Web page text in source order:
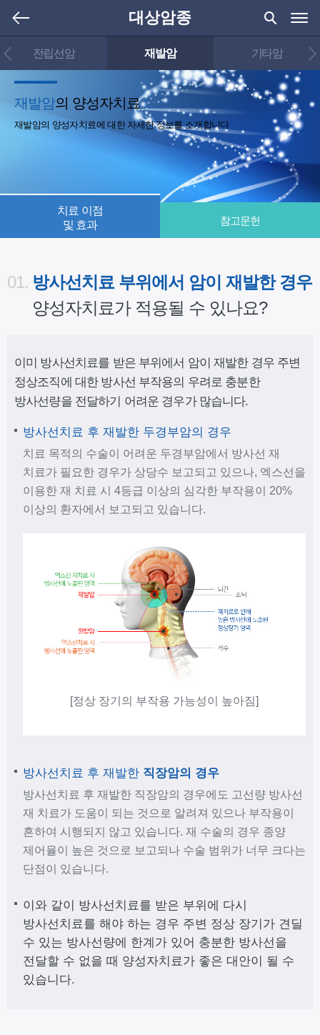
대상암종
전립선암 재발암 기타암
재발암의 양성자치료
재발암의 양성자치료에 대한 자세한 정보를 소개합니다
치료 이점
및 효과
참고문헌
01. 방사선치료 부위에서 암이 재발한 경우
양성자치료가 적용될 수 있나요?
이미 방사선치료를 받은 부위에서 암이 재발한 경우 주변
정상조직에 대한 방사선 부작용의 우려로 충분한
방사선량을 전달하기 어려운 경우가 많습니다.
방사선치료 후 재발한 두경부암의 경우
치료 목적의 수술이 어려운 두경부암에서 방사선 재
치료가 필요한 경우가 상당수 보고되고 있으나, 엑스선을
이용한 재 치료 시 4등급 이상의 심각한 부작용이 20%
이상의 환자에서 보고되고 있습니다.
[정상 장기의 부작용 가능성이 높아짐]
방사선치료 후 재발한 직장암의 경우
방사선치료 후 재발한 직장암의 경우에도 고선량 방사선
재 치료가 도움이 되는 것으로 알려져 있으나 부작용이
흔하여 시행되지 않고 있습니다. 재 수술의 경우 종양
제어율이 높은 것으로 보고되나 수술 범위가 너무 크다는
단점이 있습니다.
이와 같이 방사선치료를 받은 부위에 다시
방사선치료를 해야 하는 경우 주변 정상 장기가 견딜
수 있는 방사선량에 한계가 있어 충분한 방사선을
전달할 수 없을 때 양성자치료가 좋은 대안이 될 수
있습니다.